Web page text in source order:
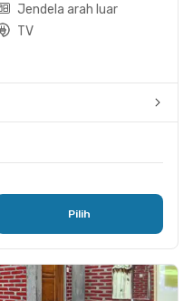
Jendela arah luar
TV
Pilih